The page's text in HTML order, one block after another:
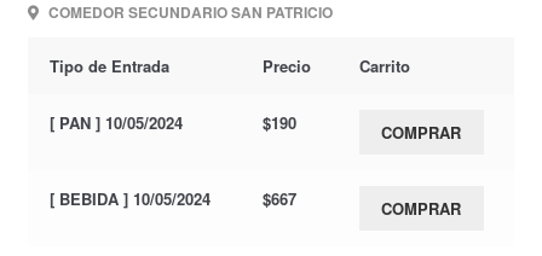
COMEDOR SECUNDARIO SAN PATRICIO
Tipo de Entrada Precio Carrito
[ PAN ] 10/05/2024 $190 COMPRAR
[ BEBIDA ] 10/05/2024 $667 COMPRAR